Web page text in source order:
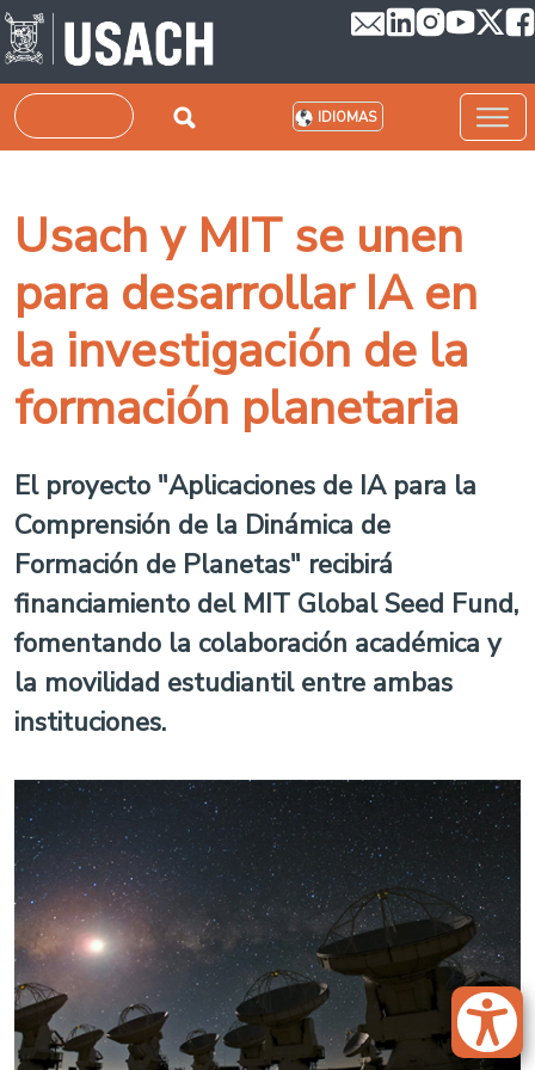
Pasar al contenido principal
Buscar IDIOMAS
Usach y MIT se unen
para desarrollar IA en
la investigación de la
formación planetaria
El proyecto "Aplicaciones de IA para la
Comprensión de la Dinámica de
Formación de Planetas" recibirá
financiamiento del MIT Global Seed Fund,
fomentando la colaboración académica y
la movilidad estudiantil entre ambas
instituciones.